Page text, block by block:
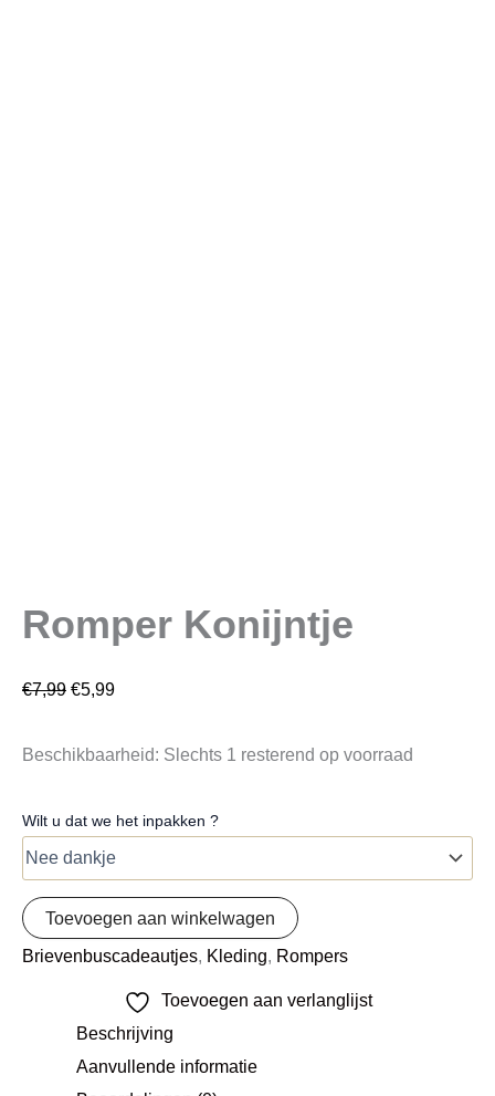
Romper Konijntje
€7,99 €5,99
Beschikbaarheid: Slechts 1 resterend op voorraad
Wilt u dat we het inpakken ?
Toevoegen aan winkelwagen
Brievenbuscadeautjes Kleding Rompers
Toevoegen aan verlanglijst
Beschrijving
Aanvullende informatie